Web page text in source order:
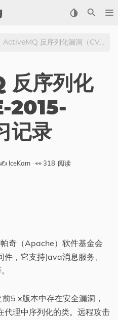
ActiveMQ 反序列化漏洞（CVE-2015-5254）练习记录
序列化
2015-
记录
✍️ IceKam · 👀 318 阅读
奇（Apache）软件基金会
，它支持Java消息服务、
5.x版本中存在安全漏洞，
代理中序列化的类。远程攻击